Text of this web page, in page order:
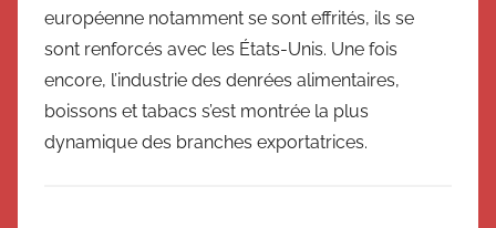
Messager
Suisse
européenne notamment se sont effrités, ils se
sont renforcés avec les États-Unis. Une fois
encore, l’industrie des denrées alimentaires,
boissons et tabacs s’est montrée la plus
dynamique des branches exportatrices.